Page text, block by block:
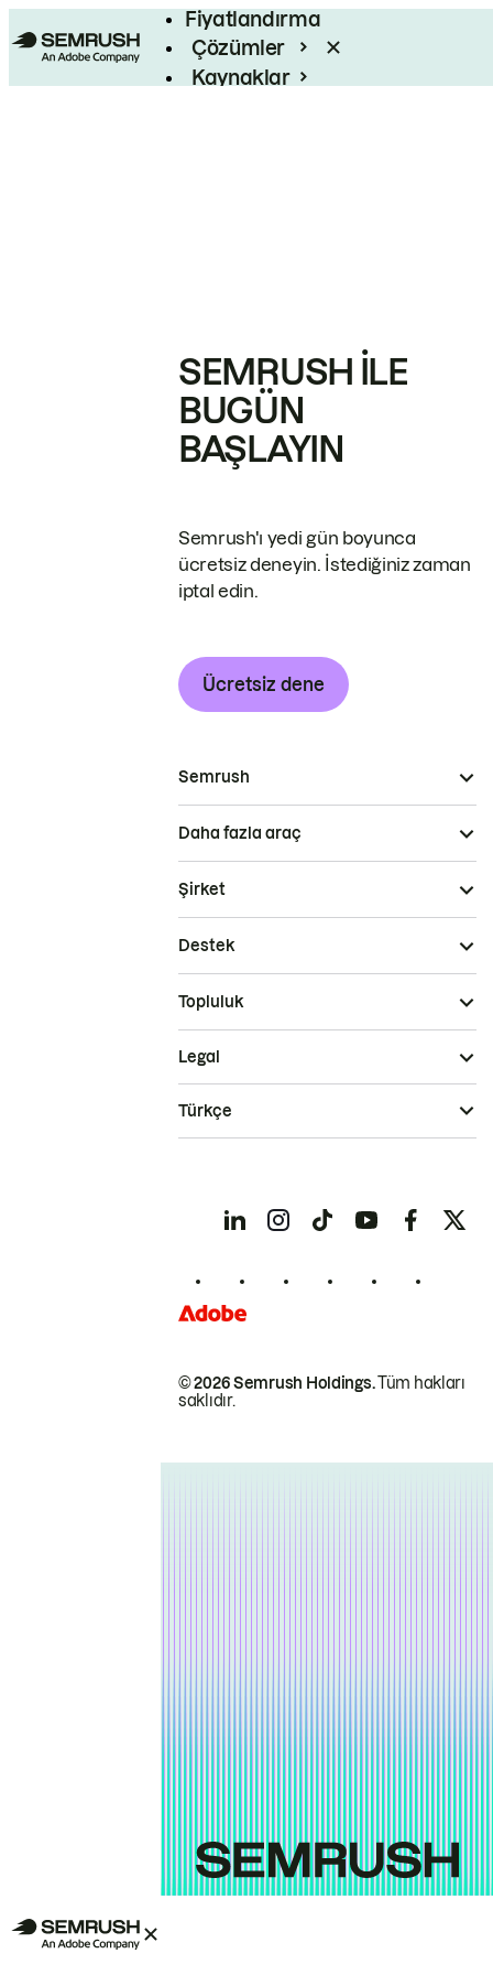
Fiyatlandırma
Çözümler
Kaynaklar
SEMRUSH ILE
BUGÜN
BAŞLAYIN
Semrush'ı yedi gün boyunca
ücretsiz deneyin. İstediğiniz zaman
iptal edin.
Ücretsiz dene
Semrush
Daha fazla araç
Şirket
Destek
Topluluk
© 2026 Semrush Holdings.Tüm hakları
saklıdır.
Legal
Türkçe